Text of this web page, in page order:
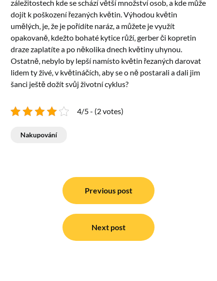
záležitostech kde se schází větší množství osob, a kde může
dojít k poškození řezaných květin. Výhodou květin
umělých, je, že je pořídíte naráz, a můžete je využít
opakovaně, kdežto bohaté kytice růží, gerber či kopretin
draze zaplatíte a po několika dnech květiny uhynou.
Ostatně, nebylo by lepší namísto květin řezaných darovat
lidem ty živé, v květináčích, aby se o ně postarali a dali jim
šanci ještě dožít svůj životní cyklus?
4/5 - (2 votes)
Nakupování
Previous post
Next post